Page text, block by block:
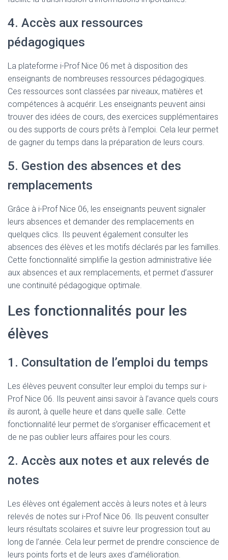
4. Accès aux ressources
pédagogiques
La plateforme i-Prof Nice 06 met à disposition des
enseignants de nombreuses ressources pédagogiques.
Ces ressources sont classées par niveaux, matières et
compétences à acquérir. Les enseignants peuvent ainsi
trouver des idées de cours, des exercices supplémentaires
ou des supports de cours prêts à l’emploi. Cela leur permet
de gagner du temps dans la préparation de leurs cours.
5. Gestion des absences et des
remplacements
Grâce à i-Prof Nice 06, les enseignants peuvent signaler
leurs absences et demander des remplacements en
quelques clics. Ils peuvent également consulter les
absences des élèves et les motifs déclarés par les familles.
Cette fonctionnalité simplifie la gestion administrative liée
aux absences et aux remplacements, et permet d’assurer
une continuité pédagogique optimale.
Les fonctionnalités pour les
élèves
1. Consultation de l’emploi du temps
Les élèves peuvent consulter leur emploi du temps sur i-
Prof Nice 06. Ils peuvent ainsi savoir à l’avance quels cours
ils auront, à quelle heure et dans quelle salle. Cette
fonctionnalité leur permet de s’organiser efficacement et
de ne pas oublier leurs affaires pour les cours.
2. Accès aux notes et aux relevés de
notes
Les élèves ont également accès à leurs notes et à leurs
relevés de notes sur i-Prof Nice 06. Ils peuvent consulter
leurs résultats scolaires et suivre leur progression tout au
long de l’année. Cela leur permet de prendre conscience de
leurs points forts et de leurs axes d’amélioration.